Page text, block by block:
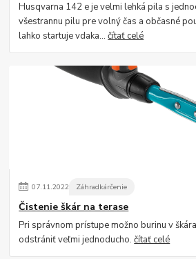
Husqvarna 142 e je velmi lehká pila s
všestrannu pilu pre volný čas a občasné
lahko startuje vdaka...čítať celé
07.11.2022 Záhradkárčenie
Čistenie škár na terase
Pri správnom prístupe možno burinu v
odstrániť veľmi jednoducho.čítať celé